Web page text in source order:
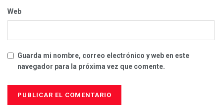
Web
Guarda mi nombre, correo electrónico y web en este
navegador para la próxima vez que comente.